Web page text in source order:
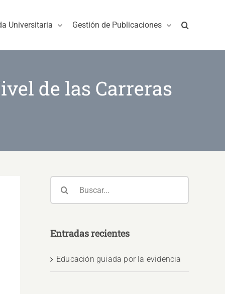
Universitaria Gestión de Publicaciones
de las Carreras
Entradas recientes
Educación guiada por la evidencia